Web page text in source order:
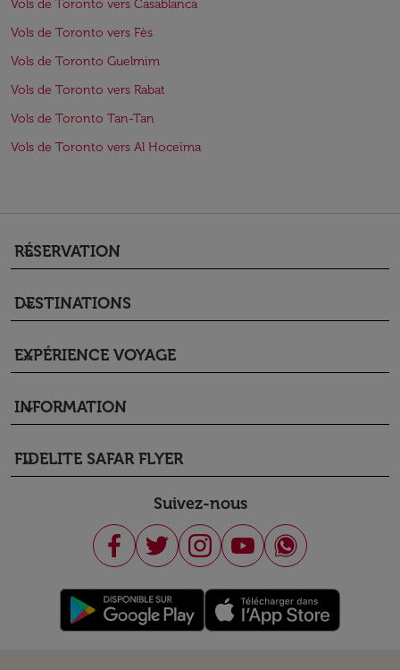
Vols de Toronto vers Casablanca
Vols de Toronto vers Fès
Vols de Toronto Guelmim
Vols de Toronto vers Rabat
Vols de Toronto Tan-Tan
Vols de Toronto vers Al Hoceïma
RÉSERVATION
keyboard_arrow_down
DESTINATIONS
keyboard_arrow_down
EXPÉRIENCE VOYAGE
keyboard_arrow_down
INFORMATION
keyboard_arrow_down
FIDELITE SAFAR FLYER
keyboard_arrow_down
Suivez-nous